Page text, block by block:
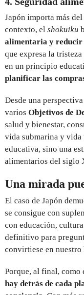
Japón importa más
contexto, el shokuiku
alimentaria y reducir
que expresa la
en un principio
planificar las
Desde una
varios Objetivos de
salud y bienestar,
vida submarina y vida
educativa, sino una
alimentarios del siglo
Una mirada
El caso de Japón
se consigue con
con educación,
definitivo para
convirtiese en nuestro
Porque, al final, como
hay detrás de cada